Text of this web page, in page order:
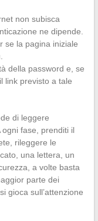
non subisca
ne dipende.
se la pagina iniziale
della password e, se
link previsto a tale
di leggere
fase, prenditi il
rileggere le
una lettera, un
a volte basta
parte dei
si gioca sull’attenzione